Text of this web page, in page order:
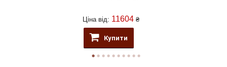
Ціна від: 11604 ₴
Купити